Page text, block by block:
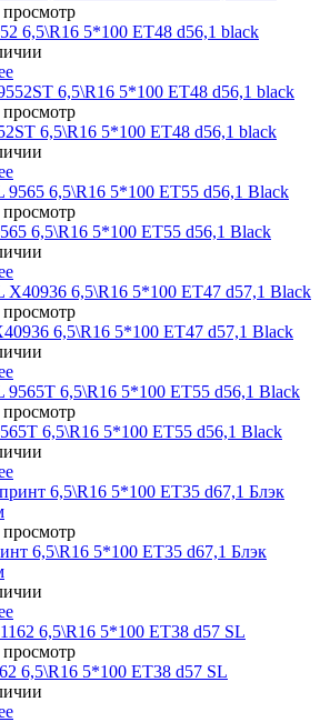
6,5\R16 5*100 ET48 d56,1 black
6,5\R16 5*100 ET48 d56,1 black
6,5\R16 5*100 ET55 d56,1 Black
6,5\R16 5*100 ET47 d57,1 Black
6,5\R16 5*100 ET55 d56,1 Black
6,5\R16 5*100 ET35 d67,1 Блэк
6,5\R16 5*100 ET38 d57 SL